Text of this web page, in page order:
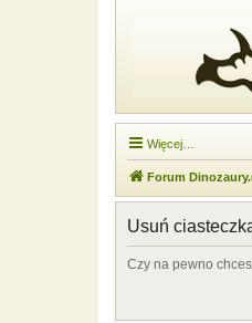
Więcej…
Forum
Usuń
Czy na pewno